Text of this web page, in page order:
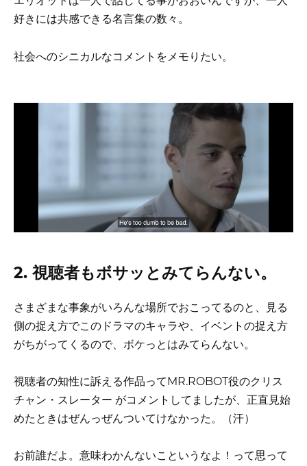
好きには共感できる名言集の数々。
社会へのシニカルなコメントをメモりたい。
2. 視聴者もボサッとみてらんない。
さまざまな事象がいろんな場所でおこってるのと、見る
側の捉え方でこのドラマのキャラや、イベントの捉え方
がちがってくるので、ボケっとはみてらんない。
視聴者の知性に訴える作品ってMR.ROBOT役のクリス
チャン・スレーター がコメントしてましたが、正直見始
めたときはぜんっぜんついてけなかった。（汗）
お前誰だよ。意味わかんないこというなよ！って思って